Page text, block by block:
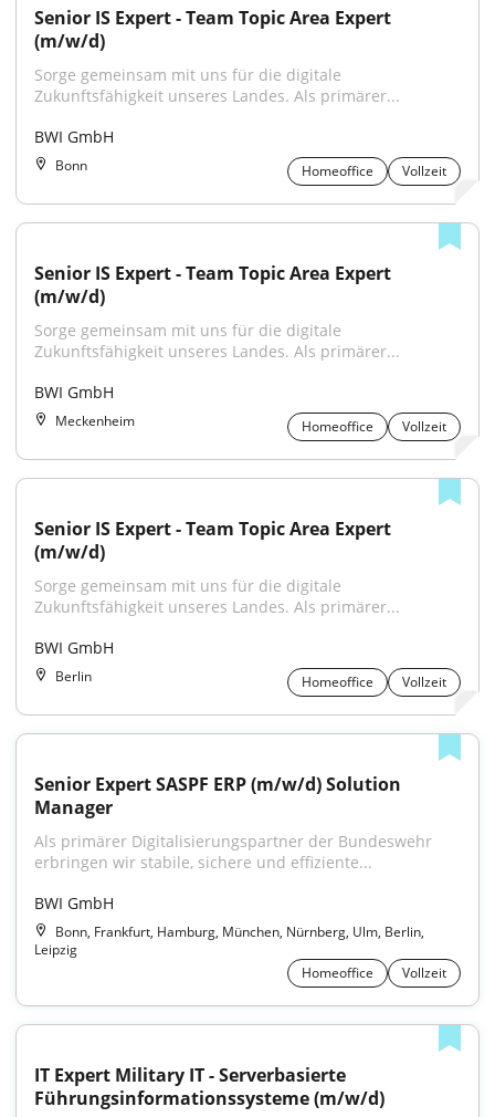
Senior IS Expert - Team Topic Area Expert
(m/w/d)
Sorge gemeinsam mit uns für die digitale
Zukunftsfähigkeit unseres Landes. Als primärer...
BWI GmbH
Bonn Homeoffice Vollzeit
Senior IS Expert - Team Topic Area Expert
(m/w/d)
Sorge gemeinsam mit uns für die digitale
Zukunftsfähigkeit unseres Landes. Als primärer...
BWI GmbH
Meckenheim Homeoffice Vollzeit
Senior IS Expert - Team Topic Area Expert
(m/w/d)
Sorge gemeinsam mit uns für die digitale
Zukunftsfähigkeit unseres Landes. Als primärer...
BWI GmbH
Berlin Homeoffice Vollzeit
Senior Expert SASPF ERP (m/w/d) Solution
Manager
Als primärer Digitalisierungspartner der Bundeswehr
erbringen wir stabile, sichere und effiziente...
BWI GmbH
Bonn, Frankfurt, Hamburg, München, Nürnberg, Ulm, Berlin,
Leipzig
Homeoffice
Vollzeit
IT Expert Military IT - Serverbasierte
Führungsinformationssysteme (m/w/d)